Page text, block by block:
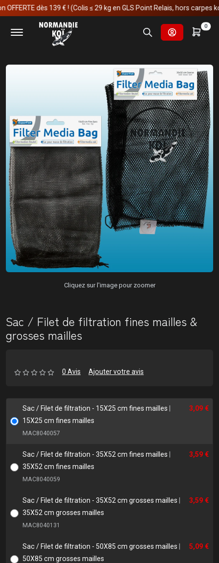
dès 139 € ! (Colis ≤ 29 kg en GLS Point Relais, hors carpes koï)
0
Accueil
Fournitures et technologies pour les bassins
Filtrations pour les bassins
Matériaux de filtration
Sac / Filet de filtration fines mailles & grosses mailles
Cliquez sur l'image pour zoomer
Sac / Filet de filtration fines mailles &
grosses mailles
0 Avis Ajouter votre avis
Sac / Filet de filtration - 15X25 cm fines mailles
15X25 cm fines mailles
MAC8040057
3,09 €
Sac / Filet de filtration - 35X52 cm fines mailles
35X52 cm fines mailles
MAC8040059
3,59 €
Sac / Filet de filtration - 35X52 cm grosses mailles
35X52 cm grosses mailles
MAC8040131
3,59 €
Sac / Filet de filtration - 50X85 cm grosses mailles
50X85 cm grosses mailles
5,09 €